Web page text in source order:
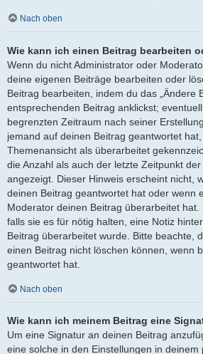
Nach oben
Wie kann ich einen Beitrag bearbeiten
Wenn du nicht Administrator oder
deine eigenen Beiträge bearbeiten oder
Beitrag bearbeiten, indem du das „Ändere
entsprechenden Beitrag anklickst;
begrenzten Zeitraum nach seiner
jemand auf deinen Beitrag geantwortet
Themenansicht als überarbeitet
die Anzahl als auch der letzte Zeitpunkt
angezeigt. Dieser Hinweis erscheint nicht,
deinen Beitrag geantwortet hat oder wenn
Moderator deinen Beitrag überarbeitet hat.
falls sie es für nötig halten, eine Notiz
Beitrag überarbeitet wurde. Bitte beachte,
einen Beitrag nicht löschen können, wenn
geantwortet hat.
Nach oben
Wie kann ich meinem Beitrag eine
Um eine Signatur an deinen Beitrag
eine solche in den Einstellungen in deinem